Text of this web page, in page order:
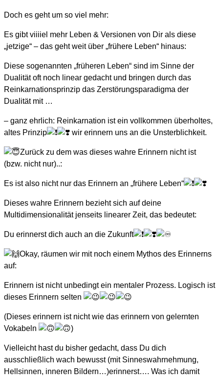
Doch es geht um so viel mehr:
Es gibt viiiiel mehr Leben & Versionen von Dir als diese
„jetzige“ – das geht weit über „frühere Leben“ hinaus:
Diese sogenannten „früheren Leben“ sind im Sinne der
Dualität oft noch linear gedacht und bringen durch das
Reinkarnationsprinzip das Zerstörungsparadigma der
Dualität mit …
– ganz ehrlich: Reinkarnation ist ein vollkommen überholtes,
altes Prinzip
wir erinnern uns an die Unsterblichkeit.
Zurück zu dem was dieses wahre Erinnern nicht ist
(bzw. nicht nur)..:
Es ist also nicht nur das Erinnern an „frühere Leben“
Dieses wahre Erinnern bezieht sich auf deine
Multidimensionalität jenseits linearer Zeit, das bedeutet:
Du erinnerst dich auch an die Zukunft
Okay, räumen wir mit noch einem Mythos des Erinnerns
auf:
Erinnern ist nicht unbedingt ein mentaler Prozess. Logisch ist
dieses Erinnern selten
(Dieses erinnern ist nicht wie das erinnern von gelernten
Vokabeln
)
Vielleicht hast du bisher gedacht, dass Du dich
ausschließlich wach bewusst (mit Sinneswahrnehmung,
Hellsinnen, inneren Bildern…)erinnerst…. Was ich damit